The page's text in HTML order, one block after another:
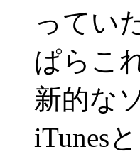
ってい
ぱらこ
新的な
iTunes